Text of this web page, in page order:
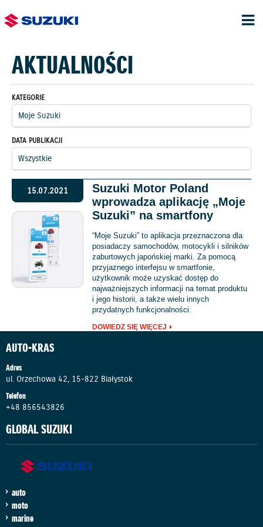
AKTUALNOŚCI
KATEGORIE
DATA PUBLIKACJI
15.07.2021
Suzuki Motor Poland
wprowadza aplikację „Moje
Suzuki” na smartfony
“Moje Suzuki” to aplikacja przeznaczona dla
posiadaczy samochodów, motocykli i silników
zaburtowych japońskiej marki. Za pomocą
przyjaznego interfejsu w smartfonie,
użytkownik może uzyskać dostęp do
najważniejszych informacji na temat produktu
i jego historii, a także wielu innych
przydatnych funkcjonalności.
DOWIEDZ SIĘ WIĘCEJ
AUTO-KRAS
Adres
ul. Orzechowa 42, 15-822 Białystok
Telefon
+48 856543826
GLOBAL SUZUKI
auto
moto
marine